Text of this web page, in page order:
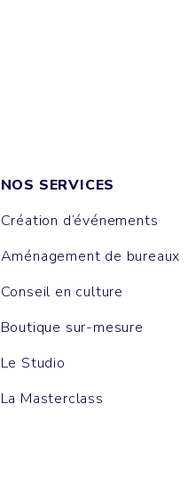
NOS SERVICES
Création d’événements
Aménagement de bureaux
Conseil en culture
Boutique sur-mesure
Le Studio
La Masterclass